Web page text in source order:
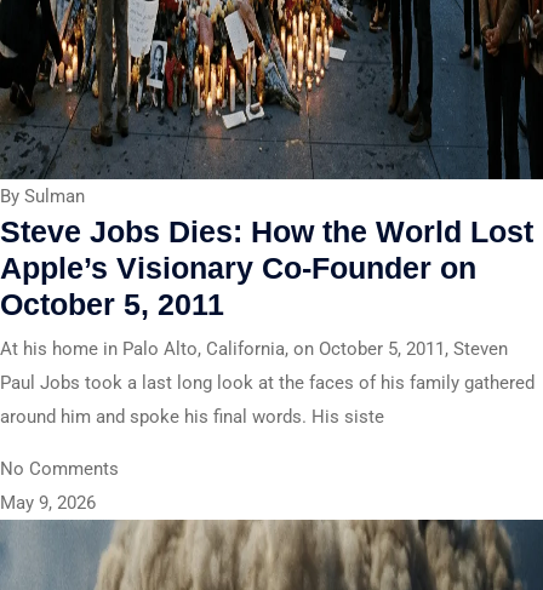
By Sulman
Steve Jobs Dies: How the World Lost
Apple’s Visionary Co-Founder on
October 5, 2011
At his home in Palo Alto, California, on October 5, 2011, Steven
Paul Jobs took a last long look at the faces of his family gathered
around him and spoke his final words. His siste
No Comments
May 9, 2026